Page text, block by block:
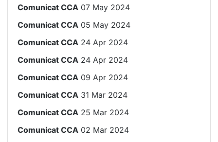
Comunicat CCA 07 May 2024
Comunicat CCA 05 May 2024
Comunicat CCA 24 Apr 2024
Comunicat CCA 24 Apr 2024
Comunicat CCA 09 Apr 2024
Comunicat CCA 31 Mar 2024
Comunicat CCA 25 Mar 2024
Comunicat CCA 02 Mar 2024